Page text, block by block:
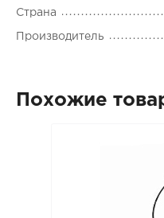
Страна
Производитель
Похожие